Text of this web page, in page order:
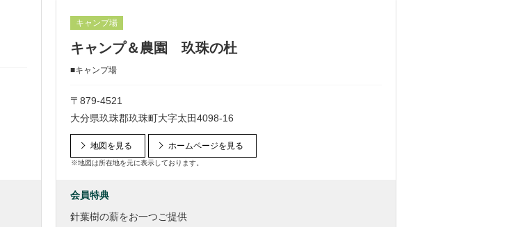
キャンプ場
キャンプ＆農園 玖珠の杜
■キャンプ場
〒879-4521
大分県玖珠郡玖珠町大字太田4098-16
地図を見る
※地図は所在地を元に表示しております。
ホームページを見る
会員特典
針葉樹の薪をお一つご提供